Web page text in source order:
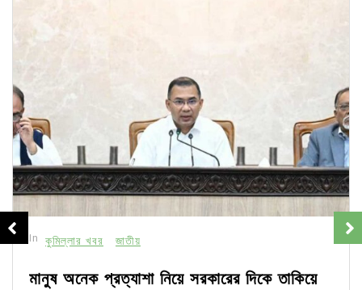
In কুমিল্লার খবর জাতীয়
মানুষ অনেক প্রত্যাশা নিয়ে সরকারের দিকে তাকিয়ে